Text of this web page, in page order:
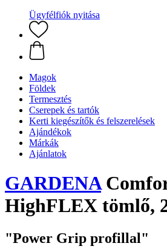
Ügyfélfiók nyitása
Magok
Földek
Termesztés
Cserepek és tartók
Kerti kiegészítők és felszerelések
Ajándékok
Márkák
Ajánlatok
GARDENA
HighFLEX tömlő,
"Power Grip profillal"